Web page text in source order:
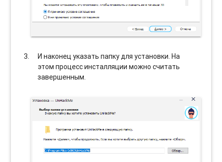
И наконец указать папку для установки. На
этом процесс инсталляции можно считать
завершенным.